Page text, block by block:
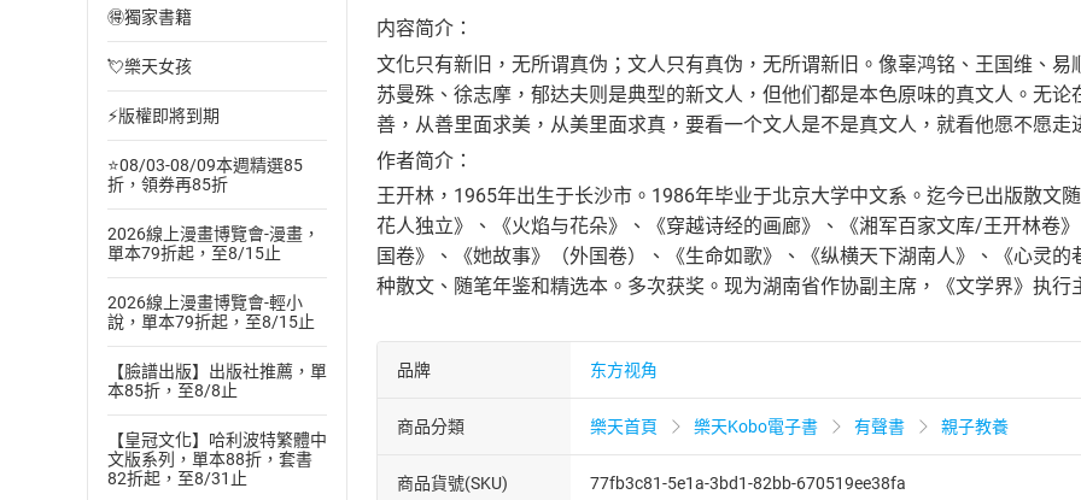
🉐獨家書籍
💘樂天女孩
⚡版權即將到期
⭐08/03-08/09本週精選85
折，領券再85折
2026線上漫畫博覽會-漫畫，
單本79折起，至8/15止
2026線上漫畫博覽會-輕小
說，單本79折起，至8/15止
【臉譜出版】出版社推薦，單
本85折，至8/8止
【皇冠文化】哈利波特繁體中
文版系列，單本88折，套書
82折起，至8/31止
内容简介：
文化只有新旧，无所谓真伪；文人只有真伪，无所谓新旧。像辜鸿铭、王国维、
苏曼殊、徐志摩，郁达夫则是典型的新文人，但他们都是本色原味的真文人。无
善，从善里面求美，从美里面求真，要看一个文人是不是真文人，就看他愿不愿
作者简介：
王开林，1965年出生于长沙市。1986年毕业于北京大学中文系。迄今已出版散文
花人独立》、《火焰与花朵》、《穿越诗经的画廊》、《湘军百家文库/王开林卷
国卷》、《她故事》（外国卷）、《生命如歌》、《纵横天下湖南人》、《心灵
种散文、随笔年鉴和精选本。多次获奖。现为湖南省作协副主席，《文学界》执行
品牌 东方视角
商品分類 樂天首頁 樂天Kobo電子書 有聲書 親子教養
商品貨號(SKU) 77fb3c81-5e1a-3bd1-82bb-670519ee38fa